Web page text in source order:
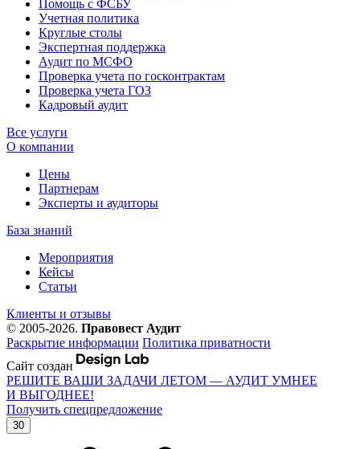
Помощь с ФСБУ
Учетная политика
Круглые столы
Экспертная поддержка
Аудит по МСФО
Проверка учета по госконтрактам
Проверка учета ГОЗ
Кадровый аудит
Все услуги
О компании
Цены
Партнерам
Эксперты и аудиторы
База знаний
Мероприятия
Кейсы
Статьи
Клиенты и отзывы
© 2005-2026. Правовест Аудит
Раскрытие информации Политика приватности
Сайт создан
РЕШИТЕ ВАШИ ЗАДАЧИ ЛЕТОМ — АУДИТ УМНЕЕ
И ВЫГОДНЕЕ!
Получить спецпредложение
30